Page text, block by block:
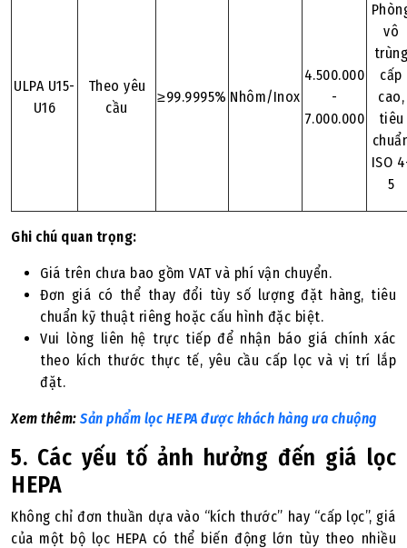
ULPA U15-
U16
Theo yêu
cầu
≥99.9995% Nhôm/Inox
4.500.000
-
7.000.000
vô
cấp
cao,
tiêu
ISO
5
Ghi chú quan trọng:
Giá trên chưa bao gồm VAT và phí vận chuyển.
Đơn giá có thể thay đổi tùy số lượng đặt hàng, tiêu
chuẩn kỹ thuật riêng hoặc cấu hình đặc biệt.
Vui lòng liên hệ trực tiếp để nhận báo giá chính xác
theo kích thước thực tế, yêu cầu cấp lọc và vị trí lắp
đặt.
Xem thêm: Sản phẩm lọc HEPA được khách hàng ưa chuộng
5. Các yếu tố ảnh hưởng đến giá lọc
HEPA
Không chỉ đơn thuần dựa vào “kích thước” hay “cấp lọc”, giá
của một bộ lọc HEPA có thể biến động lớn tùy theo nhiều